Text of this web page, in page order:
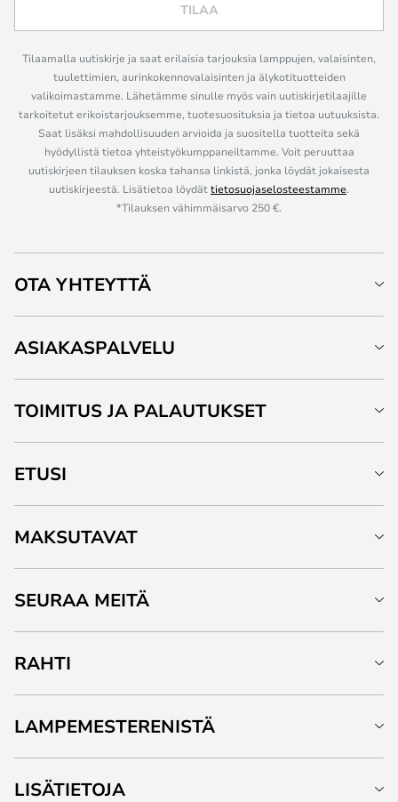
TILAA
Tilaamalla uutiskirje ja saat erilaisia tarjouksia lamppujen, valaisinten,
tuulettimien, aurinkokennovalaisinten ja älykotituotteiden
valikoimastamme. Lähetämme sinulle myös vain uutiskirjetilaajille
tarkoitetut erikoistarjouksemme, tuotesuosituksia ja tietoa uutuuksista.
Saat lisäksi mahdollisuuden arvioida ja suositella tuotteita sekä
hyödyllistä tietoa yhteistyökumppaneiltamme. Voit peruuttaa
uutiskirjeen tilauksen koska tahansa linkistä, jonka löydät jokaisesta
uutiskirjeestä. Lisätietoa löydättietosuojaselosteestamme.
*Tilauksen vähimmäisarvo 250 €.
OTA YHTEYTTÄ
ASIAKASPALVELU
TOIMITUS JA PALAUTUKSET
ETUSI
MAKSUTAVAT
SEURAA MEITÄ
RAHTI
LAMPEMESTERENISTÄ
LISÄTIETOJA